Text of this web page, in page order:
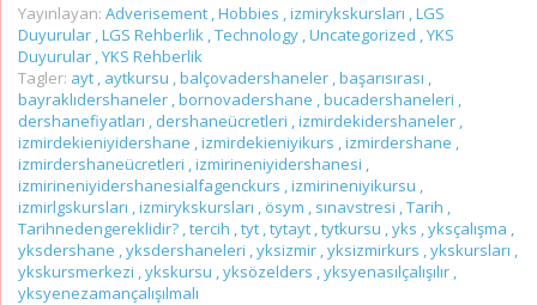
Yayınlayan: Adverisement ,Hobbies ,izmirykskursları ,LGS
Duyurular ,LGS Rehberlik ,Technology ,Uncategorized ,YKS
Duyurular ,YKS Rehberlik
Tagler: ayt , aytkursu ,balçovadershaneler ,başarısırası ,
bayraklıdershaneler ,bornovadershane ,bucadershaneleri ,
dershanefiyatları , dershaneücretleri ,izmirdekidershaneler ,
izmirdekieniyidershane ,izmirdekieniyikurs ,izmirdershane ,
izmirdershaneücretleri ,izmirineniyidershanesi ,
izmirineniyidershanesialfagenckurs ,izmirineniyikursu ,
izmirlgskursları ,izmirykskursları , ösym , sınavstresi ,Tarih ,
Tarihnedengereklidir? ,tercih ,tyt ,tytayt ,tytkursu ,yks ,yksçalışma ,
yksdershane ,yksdershaneleri ,yksizmir ,yksizmirkurs ,ykskursları ,
ykskursmerkezi ,ykskursu ,yksözelders ,yksyenasılçalışılır ,
yksyenezamançalışılmalı